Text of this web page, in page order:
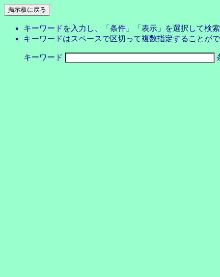
キーワードを入力し、「条件」「表示」を選択して検
キーワードはスペースで区切って複数指定することが
キーワード